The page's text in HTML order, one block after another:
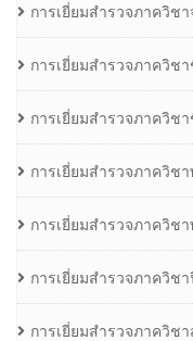
การเยี่ยมสำรวจภาควิช
การเยี่ยมสำรวจภาควิช
การเยี่ยมสำรวจภาควิชา
การเยี่ยมสำรวจภาควิช
การเยี่ยมสำรวจภาควิช
การเยี่ยมสำรวจภาควิช
การเยี่ยมสำรวจภาควิช